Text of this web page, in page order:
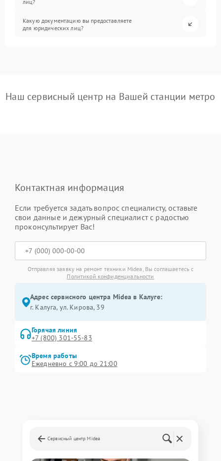
лиц?
Какую документацию вы предоставляете
для юридических лиц?
Наш сервисный центр на Вашей станции метро
Контактная информация
Если требуется задать вопрос специалисту, оставьте
свои данные и дежурный специалист с радостью
проконсультирует Вас!
Отправляя заявку на ремонт техники Midea, Вы соглашаетесь с
Политикой конфиденциальности
Адрес сервисного центра Midea в Калуге:
г. Калуга, ул. Кирова, 39
Горячая линия
+7 (800) 301-55-83
Время работы
Ежедневно с 9:00 до 21:00
Сервисный центр Midea